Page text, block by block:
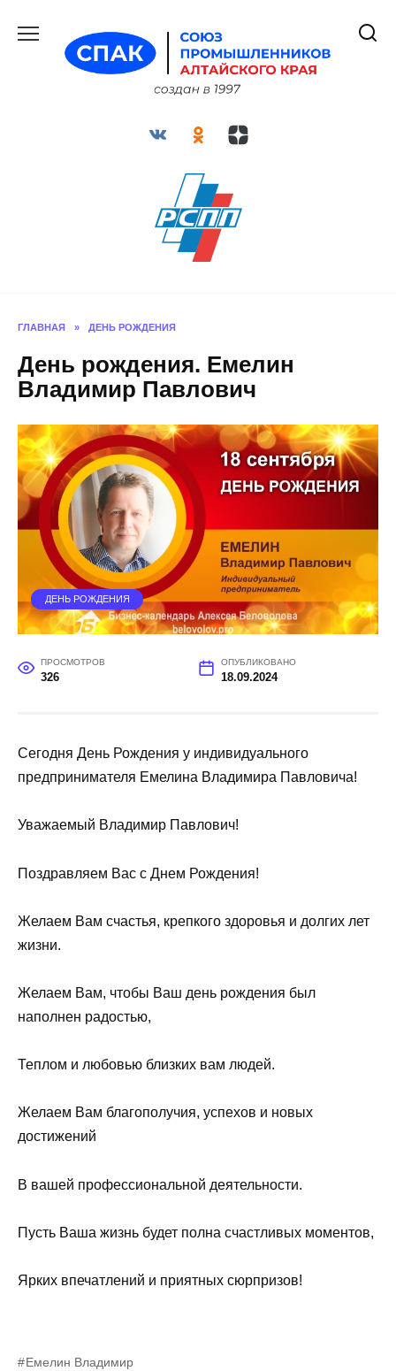
содержанию
ГЛАВНАЯ » ДЕНЬ РОЖДЕНИЯ
День рождения. Емелин
Владимир Павлович
ДЕНЬ РОЖДЕНИЯ
ПРОСМОТРОВ
326
ОПУБЛИКОВАНО
18.09.2024
Сегодня День Рождения у индивидуального
предпринимателя Емелина Владимира Павловича!
Уважаемый Владимир Павлович!
Поздравляем Вас с Днем Рождения!
Желаем Вам счастья, крепкого здоровья и долгих лет
жизни.
Желаем Вам, чтобы Ваш день рождения был
наполнен радостью,
Теплом и любовью близких вам людей.
Желаем Вам благополучия, успехов и новых
достижений
В вашей профессиональной деятельности.
Пусть Ваша жизнь будет полна счастливых моментов,
Ярких впечатлений и приятных сюрпризов!
Емелин Владимир